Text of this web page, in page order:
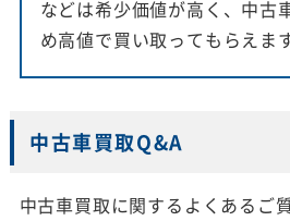
などは希少価値が高く、中古
め高値で買い取ってもらえま
中古車買取Q&A
中古車買取に関するよくあるご